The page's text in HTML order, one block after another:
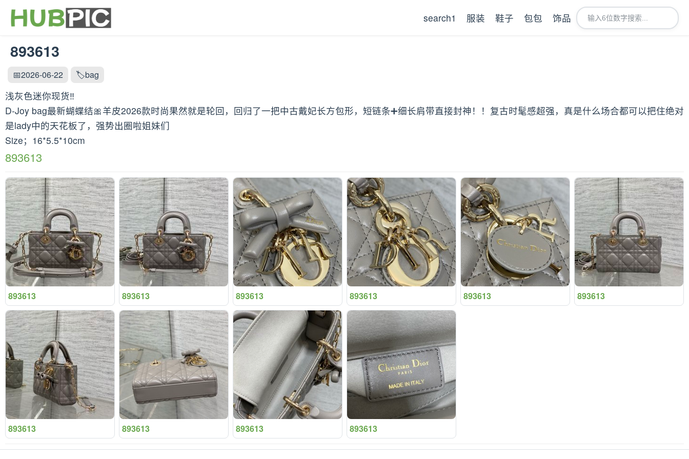
search1 服装 鞋子 包包 饰品
893613
📅2026-06-22 🏷️bag
浅灰色迷你现货‼️
D-Joy bag最新蝴蝶结🎀羊皮2026款时尚果然就是轮回，回归了一把中古戴妃长方包形，短链条➕细长肩带直接封神！！复古时髦感超强，真是什么场合都可以把住绝对
是lady中的天花板了，强势出圈啦姐妹们
Size；16*5.5*10cm
893613
893613 893613 893613 893613 893613 893613
893613 893613 893613 893613